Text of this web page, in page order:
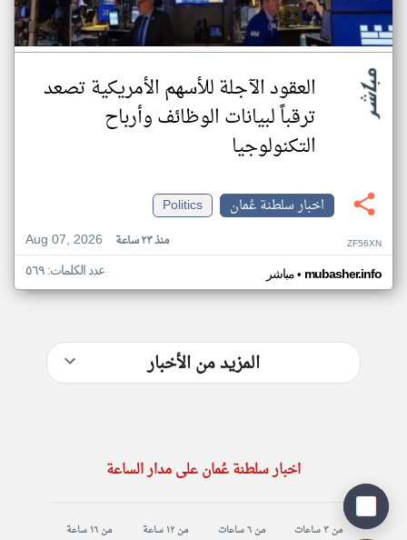
العقود الآجلة للأسهم الأمريكية تصعد
ترقباً لبيانات الوظائف وأرباح
التكنولوجيا
اخبار سلطنة عُمان
Politics
Aug 07, 2026
منذ ٢٣ ساعة ZF56XN
مباشر• mubasher.info عدد الكلمات: ٥٦٩
المزيد من الأخبار
اخبار سلطنة عُمان على مدار الساعة
من ٣ ساعات من ٦ ساعات من ١٢ ساعة من ١٦ ساعة